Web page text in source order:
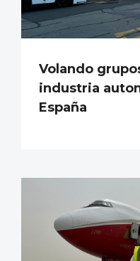
Volando
industria
España